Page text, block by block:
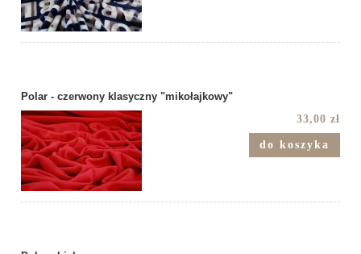
Polar - czerwony klasyczny "mikołajkowy"
33,00 zł
do koszyka